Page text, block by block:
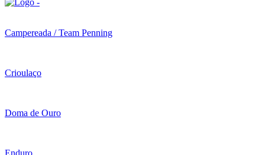
Campereada / Team Penning
Crioulaço
Doma de Ouro
Enduro